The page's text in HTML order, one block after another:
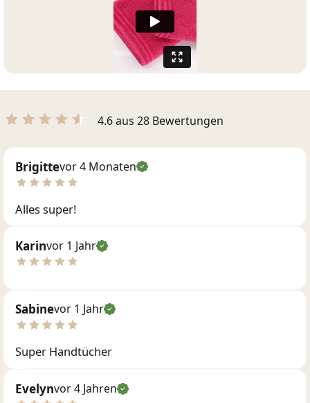
4.6 aus 28 Bewertungen
Brigittevor 4 Monaten
Alles super!
Karinvor 1 Jahr
Sabinevor 1 Jahr
Super Handtücher
Evelynvor 4 Jahren